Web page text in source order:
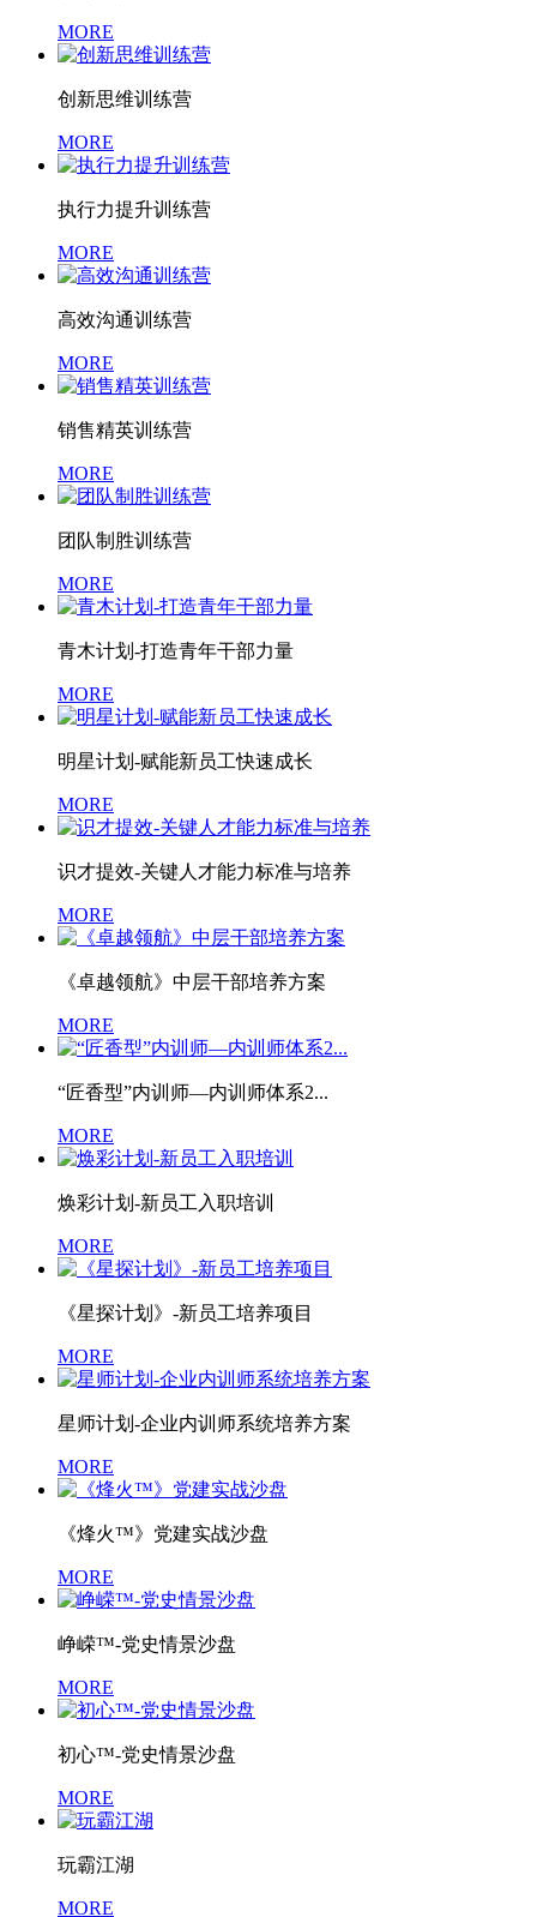
MORE
创新思维训练营
MORE
执行力提升训练营
MORE
高效沟通训练营
MORE
销售精英训练营
MORE
团队制胜训练营
MORE
青木计划-打造青年干部力量
MORE
明星计划-赋能新员工快速成长
MORE
识才提效-关键人才能力标准与培养
MORE
《卓越领航》中层干部培养方案
MORE
“匠香型”内训师—内训师体系2...
MORE
焕彩计划-新员工入职培训
MORE
《星探计划》-新员工培养项目
MORE
星师计划-企业内训师系统培养方案
MORE
《烽火™》党建实战沙盘
MORE
峥嵘™-党史情景沙盘
MORE
初心™-党史情景沙盘
MORE
玩霸江湖
MORE